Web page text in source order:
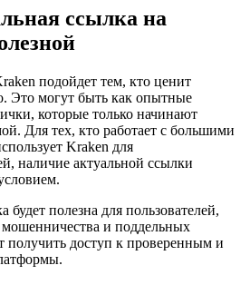
ссылка на
подойдет тем, кто ценит
Это могут быть как опытные
которые только начинают
Для тех, кто работает с большими
Kraken для
наличие актуальной ссылки
будет полезна для пользователей,
мошенничества и поддельных
получить доступ к проверенным и